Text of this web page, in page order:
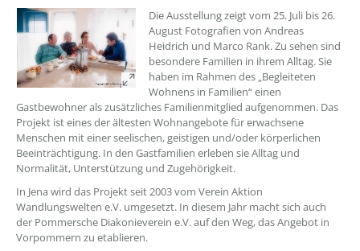
Die Ausstellung zeigt vom 25. Juli bis 26.
August Fotografien von Andreas
Heidrich und Marco Rank. Zu sehen sind
besondere Familien in ihrem Alltag. Sie
haben im Rahmen des „Begleiteten
Wohnens in Familien“ einen
Gastbewohner als zusätzliches Familienmitglied aufgenommen. Das
Projekt ist eines der ältesten Wohnangebote für erwachsene
Menschen mit einer seelischen, geistigen und/oder körperlichen
Beeinträchtigung. In den Gastfamilien erleben sie Alltag und
Normalität, Unterstützung und Zugehörigkeit.
In Jena wird das Projekt seit 2003 vom Verein Aktion
Wandlungswelten e.V. umgesetzt. In diesem Jahr macht sich auch
der Pommersche Diakonieverein e.V. auf den Weg, das Angebot in
Vorpommern zu etablieren.